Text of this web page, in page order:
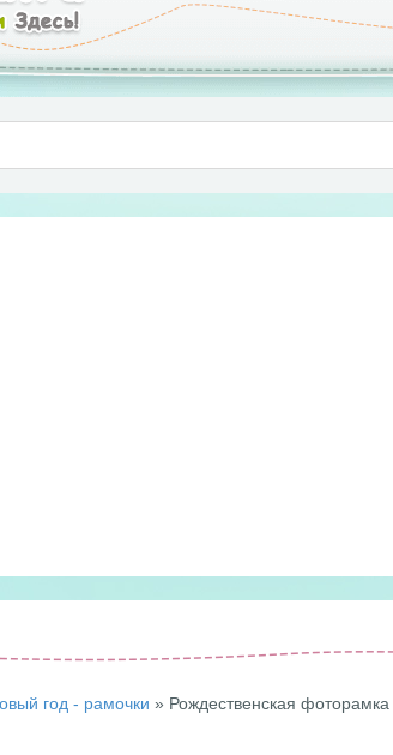
год - рамочки » Рождественская